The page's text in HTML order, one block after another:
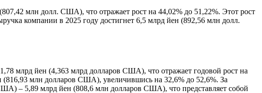
млн долл. США), что отражает рост на 44,02% до 51,22%. Этот рост
компании в 2025 году достигнет 6,5 млрд йен (892,56 млн долл.
млрд йен (4,363 млрд долларов США), что отражает годовой рост на
млн долларов США), увеличившись на 32,6% до 52,6%. За
– 5,89 млрд йен (808,6 млн долларов США), что представляет собой